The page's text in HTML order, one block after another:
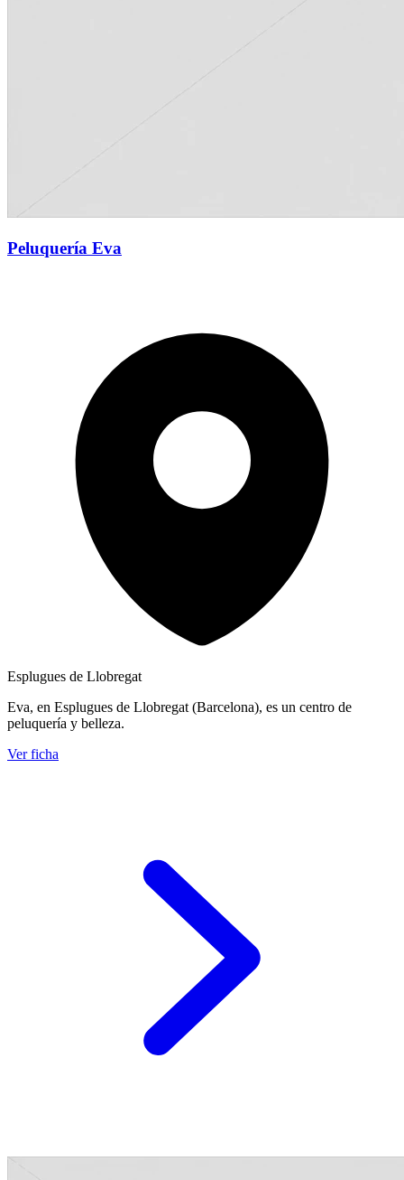
Peluquería Eva
Esplugues de Llobregat
Eva, en Esplugues de Llobregat (Barcelona), es un centro de
peluquería y belleza.
Ver ficha